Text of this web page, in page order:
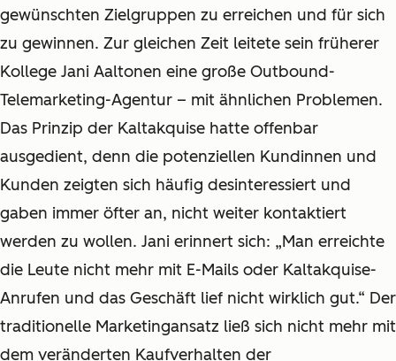
gewünschten Zielgruppen zu erreichen und für sich
zu gewinnen. Zur gleichen Zeit leitete sein früherer
Kollege Jani Aaltonen eine große Outbound-
Telemarketing-Agentur – mit ähnlichen Problemen.
Das Prinzip der Kaltakquise hatte offenbar
ausgedient, denn die potenziellen Kundinnen und
Kunden zeigten sich häufig desinteressiert und
gaben immer öfter an, nicht weiter kontaktiert
werden zu wollen. Jani erinnert sich: „Man erreichte
die Leute nicht mehr mit E-Mails oder Kaltakquise-
Anrufen und das Geschäft lief nicht wirklich gut.“ Der
traditionelle Marketingansatz ließ sich nicht mehr mit
dem veränderten Kaufverhalten der